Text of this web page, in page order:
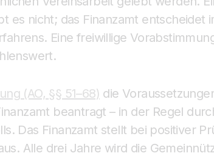
es nicht; das Finanzamt entscheidet
Eine freiwillige
(AO, §§ 51–68) die
beantragt – in der Regel
Das Finanzamt stellt bei positiver
Alle drei Jahre wird die